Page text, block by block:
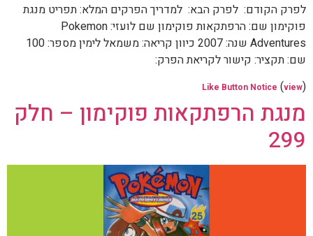
לפרק הקודם: לפרק הבא: למדריך הפרקים המלא: תפריט מנגת
פוקימון שם: הרפתקאות פוקימון שם לועזי: Pokemon
Adventures שנה: 2007 כיוון קריאה: משמאל לימין מספר: 100
שם: תקציר: קישור לקריאת הפרק:
Like Button Notice (view)
מנגת הרפתקאות פוקימון – חלק
299